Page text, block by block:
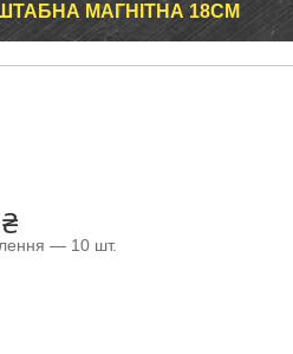
МАГНІТНА 18СМ
— 10 шт.